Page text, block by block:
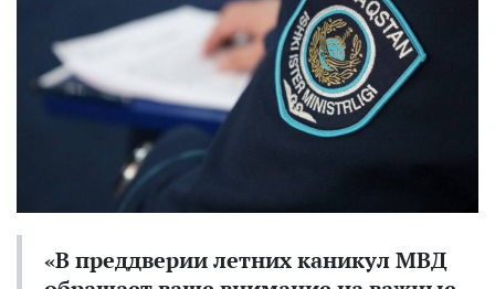
«В преддверии летних каникул МВД